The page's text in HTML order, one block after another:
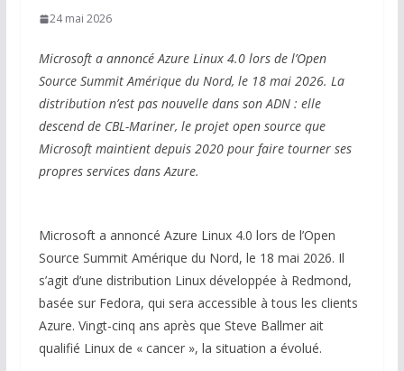
24 mai 2026
Microsoft a annoncé Azure Linux 4.0 lors de l’Open
Source Summit Amérique du Nord, le 18 mai 2026. La
distribution n’est pas nouvelle dans son ADN : elle
descend de CBL-Mariner, le projet open source que
Microsoft maintient depuis 2020 pour faire tourner ses
propres services dans Azure.
Microsoft a annoncé Azure Linux 4.0 lors de l’Open
Source Summit Amérique du Nord, le 18 mai 2026. Il
s’agit d’une distribution Linux développée à Redmond,
basée sur Fedora, qui sera accessible à tous les clients
Azure. Vingt-cinq ans après que Steve Ballmer ait
qualifié Linux de « cancer », la situation a évolué.